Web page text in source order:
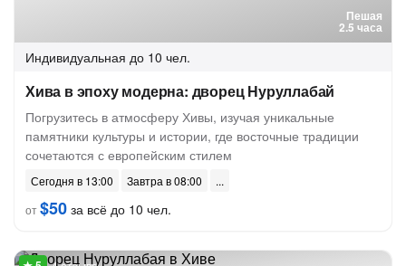
Пешая
2.5 часа
Индивидуальная до 10 чел.
Хива в эпоху модерна: дворец Нуруллабай
Погрузитесь в атмосферу Хивы, изучая уникальные
памятники культуры и истории, где восточные традиции
сочетаются с европейским стилем
Сегодня в 13:00
Завтра в 08:00
от$50 за всё до 10 чел.